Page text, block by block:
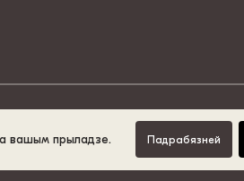
вашым прыладзе. Падрабязней